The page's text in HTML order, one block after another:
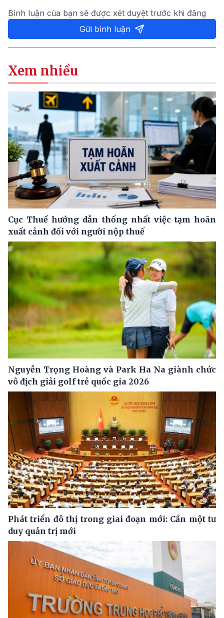
Bình luận của bạn sẽ được xét duyệt trước khi đăng
Gửi bình luận
Xem nhiều
Cục Thuế hướng dẫn thống nhất việc tạm hoãn
xuất cảnh đối với người nộp thuế
Nguyễn Trọng Hoàng và Park Ha Na giành chức
vô địch giải golf trẻ quốc gia 2026
Phát triển đô thị trong giai đoạn mới: Cần một tư
duy quản trị mới